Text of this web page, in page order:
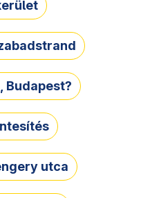
Budapest?
utca